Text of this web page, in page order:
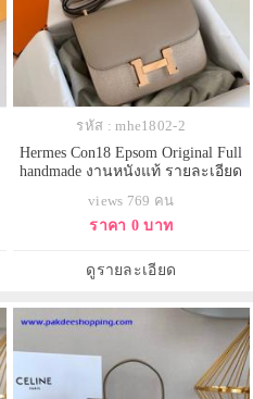
รหัส : mhe1802-2
Hermes Con18 Epsom Original Full
handmade งานหนังแท้ รายละเอียด
views 769 คน
ราคา 0 บาท
ดูรายละเอียด